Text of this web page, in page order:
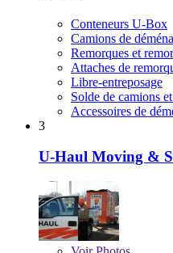
Conteneurs U-Box
Camions de
Remorques et
Attaches de
Libre-entreposage
Solde de camions
Accessoires de
3
U-Haul Moving &